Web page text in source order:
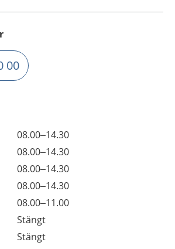
00
08.00–14.30
08.00–14.30
08.00–14.30
08.00–14.30
08.00–11.00
Stängt
Stängt